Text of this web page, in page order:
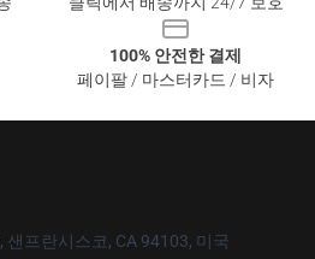
100% 안전한 결제
페이팔 / 마스터카드 / 비자
샌프란시스코, CA 94103, 미국